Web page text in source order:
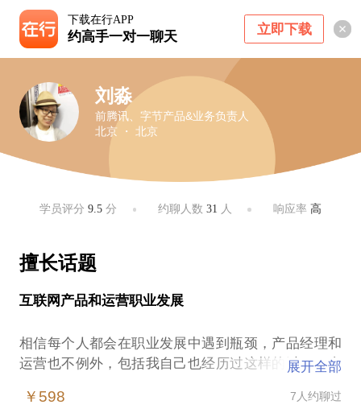
下载在行APP
约高手一对一聊天 立即下载
刘淼
前腾讯、字节产品&业务负责人
北京 ・ 北京
学员评分9.5 分 约聊人数 31 人 响应率 高
擅长话题
互联网产品和运营职业发展
相信每个人都会在职业发展中遇到瓶颈，产品经理和
运营也不例外，包括我自己也经历过这样的过程。真
大厂？还是机会上岸？大厂的职级晋升有没有套路？
展开全部
￥598 7人约聊过